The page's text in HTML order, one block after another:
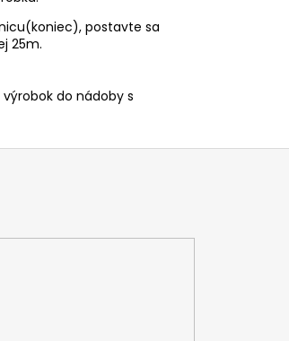
postavte sa
25m.
do nádoby s